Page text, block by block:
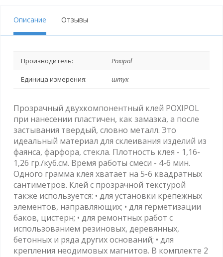
Описание Отзывы
Производитель: Poxipol
Единица измерения: штук
Прозрачный двухкомпонентный клей POXIPOL
при нанесении пластичен, как замазка, а после
застывания твердый, словно металл. Это
идеальный материал для склеивания изделий из
фаянса, фарфора, стекла. Плотность клея - 1,16-
1,26 гр./куб.см. Время работы смеси - 4-6 мин.
Одного грамма клея хватает на 5-6 квадратных
сантиметров. Клей с прозрачной текстурой
также используется: • для установки крепежных
элементов, направляющих; • для герметизации
баков, цистерн; • для ремонтных работ с
использованием резиновых, деревянных,
бетонных и ряда других оснований; • для
крепления неодимовых магнитов. В комплекте 2